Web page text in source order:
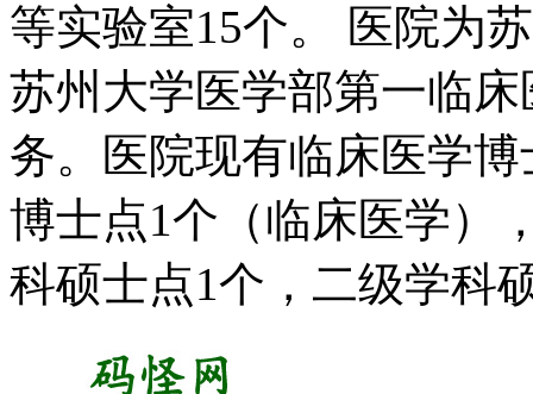
等实验室15个。 医院为
苏州大学医学部第一临
务。医院现有临床医学
博士点1个（临床医学）
科硕士点1个，二级学科